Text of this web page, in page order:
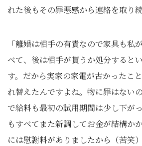
れた後もその罪悪感から連絡を取り続
「離婚は相手の有責なので家具も私
べて、後は相手が貰うか処分すると
す。だから実家の家電が古かったこ
れ替えたんですよね。物に罪はない
で給料も最初の試用期間は少し下が
もすべてまた新調してお金が結構か
には慰謝料がありましたから（苦笑）